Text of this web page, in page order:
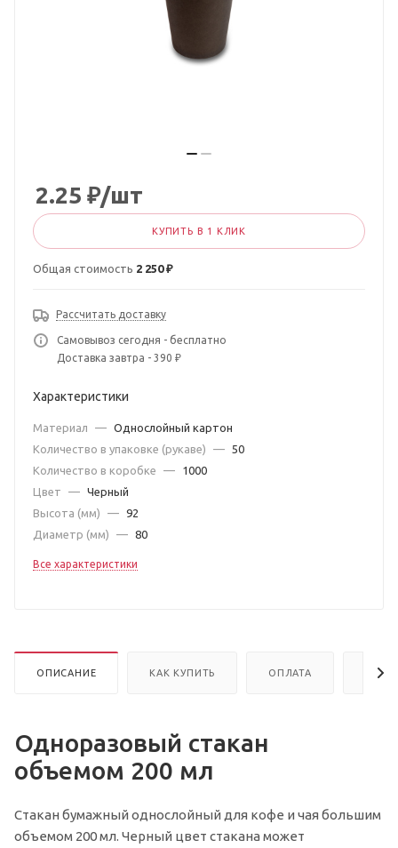
2.25 ₽/шт
КУПИТЬ В 1 КЛИК
Общая стоимость 2 250 ₽
Рассчитать доставку
Самовывоз сегодня - бесплатно
Доставка завтра - 390 ₽
Характеристики
Материал — Однослойный картон
Количество в упаковке (рукаве)
— 50
Количество в коробке
—
1000
Цвет
— Черный
Высота (мм)
— 92
Диаметр (мм)
— 80
Все характеристики
ОПИСАНИЕ КАК КУПИТЬ ОПЛАТА
Одноразовый стакан
объемом 200 мл
Стакан бумажный однослойный для кофе и чая большим
объемом 200 мл. Черный цвет стакана может